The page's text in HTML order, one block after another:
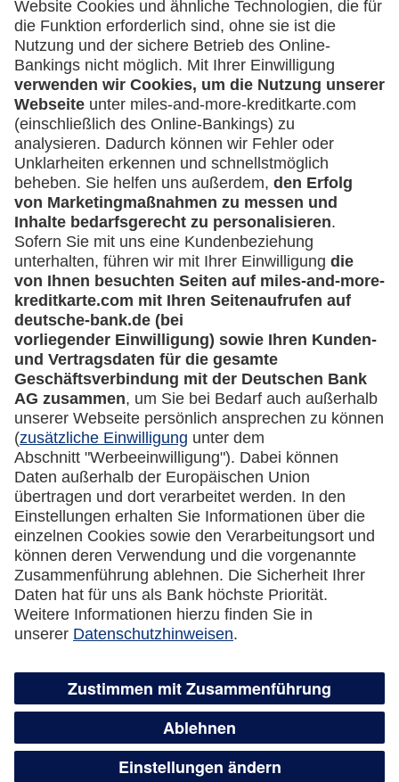
Service
Häufige Fragen
Downloadcenter
Kontakt
Mehr
Kreditkarten-Banking
miles-and-more.com
lufthansa.com
Rechtliches
Impressum
Datenschutz
Cookie Einstellungen
Vertrag widerrufen
(z.B. e.K., Personengesellschaft (inkl. GbR),
GmbH)